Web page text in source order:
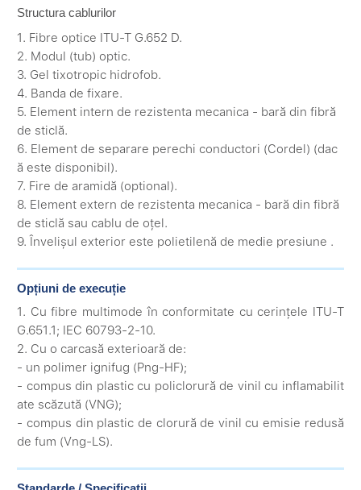
Structura cablurilor
1. Fibre optice ITU-T G.652 D.
2. Modul (tub) optic.
3. Gel tixotropic hidrofob.
4. Banda de fixare.
5. Element intern de rezistenta mecanica - bară din fibră
de sticlă.
6. Element de separare perechi conductori (Cordel) (dac
ă este disponibil).
7. Fire de aramidă (optional).
8. Element extern de rezistenta mecanica - bară din fibră
de sticlă sau cablu de oțel.
9. Învelișul exterior este polietilenă de medie presiune .
Opțiuni de execuție
1. Cu fibre multimode în conformitate cu cerințele ITU-T
G.651.1; IEC 60793-2-10.
2. Cu o carcasă exterioară de:
- un polimer ignifug (Png-HF);
- compus din plastic cu policlorură de vinil cu inflamabilit
ate scăzută (VNG);
- compus din plastic de clorură de vinil cu emisie redusă
de fum (Vng-LS).